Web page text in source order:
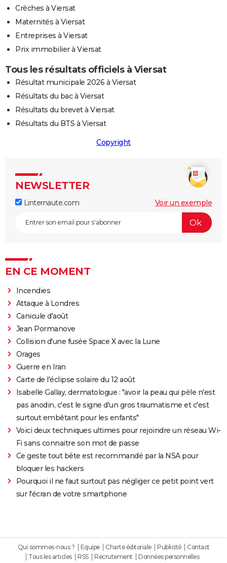
Crèches à Viersat
Maternités à Viersat
Entreprises à Viersat
Prix immobilier à Viersat
Tous les résultats officiels à Viersat
Résultat municipale 2026 à Viersat
Résultats du bac à Viersat
Résultats du brevet à Viersat
Résultats du BTS à Viersat
Copyright
NEWSLETTER
Linternaute.com Voir un exemple
EN CE MOMENT
Incendies
Attaque à Londres
Canicule d'août
Jean Pormanove
Collision d'une fusée Space X avec la Lune
Orages
Guerre en Iran
Carte de l'éclipse solaire du 12 août
Isabelle Gallay, dermatologue : "avoir la peau qui pèle n'est
pas anodin, c'est le signe d'un gros traumatisme et c'est
surtout embêtant pour les enfants"
Voici deux techniques ultimes pour rejoindre un réseau Wi-
Fi sans connaitre son mot de passe
Ce geste tout bête est recommandé par la NSA pour
bloquer les hackers
Pourquoi il ne faut surtout pas négliger ce petit point vert
sur l'écran de votre smartphone
Qui sommes-nous ? Equipe Charte éditoriale Publicité
Contact
Tous les articles
RSS Recrutement
Données personnelles